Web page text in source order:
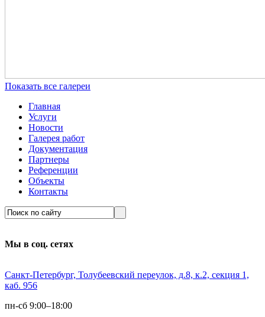
Показать все галереи
Главная
Услуги
Новости
Галерея работ
Документация
Партнеры
Референции
Объекты
Контакты
Мы в соц. сетях
Санкт-Петербург, Толубеевский переулок, д.8, к.2, секция 1,
каб. 956
пн-сб 9:00–18:00